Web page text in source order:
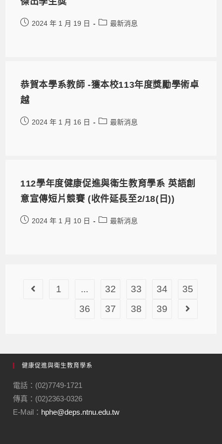
2024 年 1 月 19 日 最新消息
恭賀本學系教師 -獲本校113年度獎勵學術卓
越
2024 年 1 月 16 日 最新消息
112學年度健康促進與衛生教育學系 英語創
意宣傳短片競賽 (收件延長至2/18(日))
2024 年 1 月 10 日 最新消息
1 ... 32 33 34
35
36
37 38 39
健康促進與衛生教育學系
電話：(02)7749-1721
傳真：(02)2363-0326
E-Mail： hphe@deps.ntnu.edu.tw